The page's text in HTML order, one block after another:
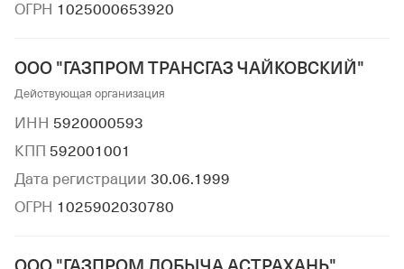
ОГРН 1025000653920
ООО "ГАЗПРОМ ТРАНСГАЗ ЧАЙКОВСКИЙ"
Действующая организация
ИНН 5920000593
КПП 592001001
Дата регистрации 30.06.1999
ОГРН 1025902030780